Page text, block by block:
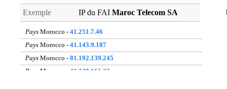
Exemple IP du FAI Maroc Telecom SA
Pays Morocco - 41.251.7.46
Pays Morocco - 41.143.9.187
Pays Morocco - 81.192.139.245
Pays Morocco -
41.140.161.23